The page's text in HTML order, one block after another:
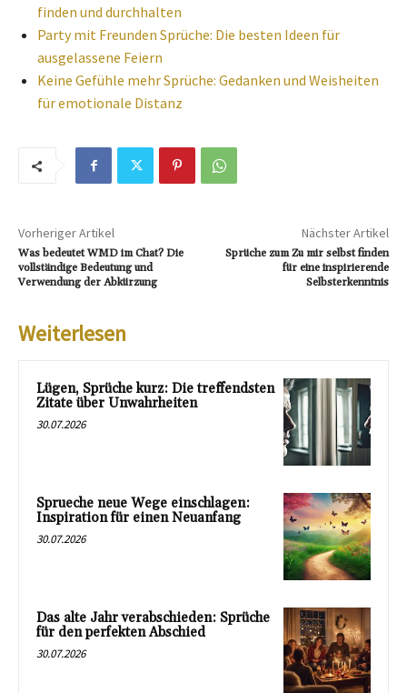
finden und durchhalten
Party mit Freunden Sprüche: Die besten Ideen für
ausgelassene Feiern
Keine Gefühle mehr Sprüche: Gedanken und Weisheiten
für emotionale Distanz
Vorheriger Artikel
Was bedeutet WMD im Chat? Die
vollständige Bedeutung und
Verwendung der Abkürzung
Nächster Artikel
Sprüche zum Zu mir selbst finden
für eine inspirierende
Selbsterkenntnis
Weiterlesen
Lügen, Sprüche kurz: Die treffendsten
Zitate über Unwahrheiten
30.07.2026
Sprueche neue Wege einschlagen:
Inspiration für einen Neuanfang
30.07.2026
Das alte Jahr verabschieden: Sprüche
für den perfekten Abschied
30.07.2026